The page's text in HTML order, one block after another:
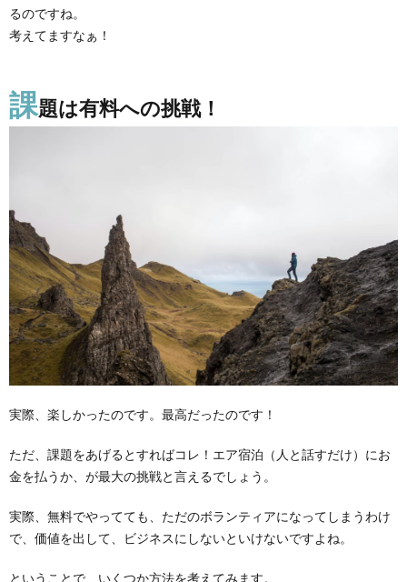
るのですね。
考えてますなぁ！
課題は有料への挑戦！
実際、楽しかったのです。最高だったのです！
ただ、課題をあげるとすればコレ！エア宿泊（人と話すだけ）にお
金を払うか、が最大の挑戦と言えるでしょう。
実際、無料でやってても、ただのボランティアになってしまうわけ
で、価値を出して、ビジネスにしないといけないですよね。
ということで、いくつか方法を考えてみます。